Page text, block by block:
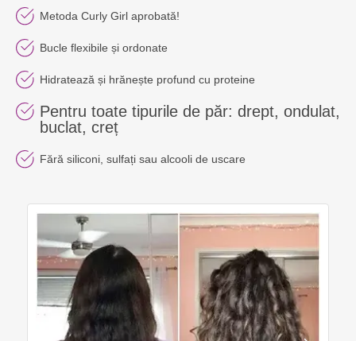
Metoda Curly Girl aprobată!
Bucle flexibile și ordonate
Hidratează și hrănește profund cu proteine
Pentru toate tipurile de păr: drept, ondulat,
buclat, creț
Fără siliconi, sulfați sau alcooli de uscare